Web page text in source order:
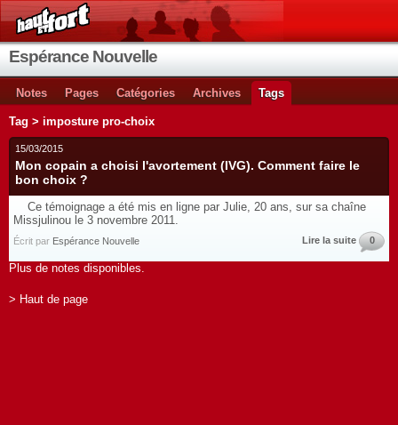
Espérance Nouvelle
Notes Pages Catégories Archives Tags
Tag > imposture pro-choix
15/03/2015
Mon copain a choisi l'avortement (IVG). Comment faire le
bon choix ?
Ce témoignage a été mis en ligne par Julie, 20 ans, sur sa chaîne
Missjulinou le 3 novembre 2011.
Écrit par Espérance Nouvelle Lire la suite 0
Plus de notes disponibles.
> Haut de page